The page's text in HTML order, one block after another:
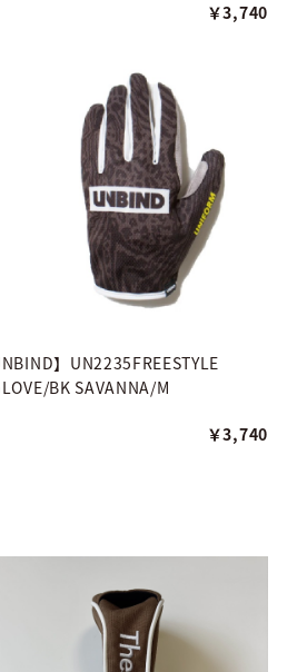
￥3,740
】UN2235FREESTYLE
BK SAVANNA/M
￥3,740